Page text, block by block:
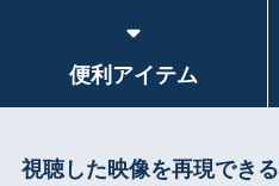
便利アイテム
視聴した映像を再現できる